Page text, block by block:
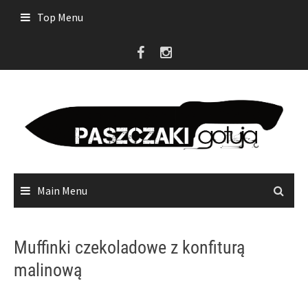
Top Menu
Main Menu
Muffinki czekoladowe z konfiturą
malinową